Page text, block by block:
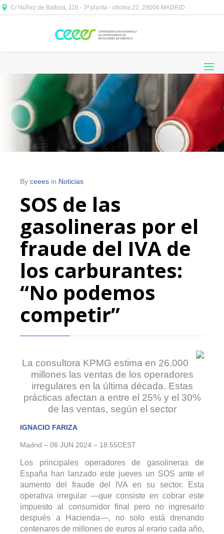
C/ Núñez de Balboa, 116 - 3ª planta - oficina 22, 28006 MADRID
By ceees in Noticias
SOS de las
gasolineras por el
fraude del IVA de
los carburantes:
“No podemos
competir”
La consultora KPMG estima en 26.000
millones las ventas de los operadores
irregulares en la última década. Estas
prácticas afectan a entre el 25% y el 30%
de las ventas, según el sector
IGNACIO FARIZA
Madrid – 06 JUN 2024 – 18:55CEST
Los principales operadores de gasolineras de
España han lanzado este jueves un SOS ante el
aumento del fraude del IVA en su sector. Esta
operativa irregular —que consiste en cobrar este
impuesto al consumidor final pero no ingresarlo
después a Hacienda—, no solo está drenando
centenares de millones de euros al erario cada año,